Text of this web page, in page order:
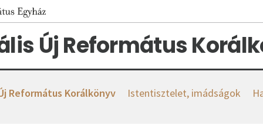
Új Református
Református Korálkönyv Istentisztelet, imádságok